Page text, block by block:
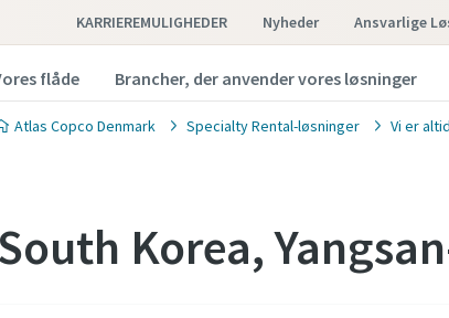
KARRIEREMULIGHEDER Nyheder Ansvarlige
flåde Brancher, der anvender vores løsninger
Atlas Copco Denmark Specialty Rental-løsninger Vi er
South Korea,